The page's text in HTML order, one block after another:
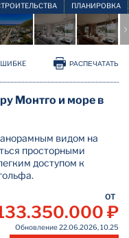
ПЛАНИРОВКА
РАСПЕЧАТАТЬ
Монтго и море в
видом на
просторными
доступом к
ОТ
₽
Обновление 22.06.2026, 10.25